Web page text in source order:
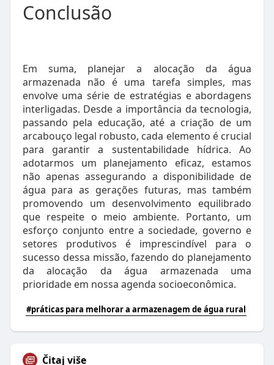
Conclusão
Em suma, planejar a alocação da água
armazenada não é uma tarefa simples, mas
envolve uma série de estratégias e abordagens
interligadas. Desde a importância da tecnologia,
passando pela educação, até a criação de um
arcabouço legal robusto, cada elemento é crucial
para garantir a sustentabilidade hídrica. Ao
adotarmos um planejamento eficaz, estamos
não apenas assegurando a disponibilidade de
água para as gerações futuras, mas também
promovendo um desenvolvimento equilibrado
que respeite o meio ambiente. Portanto, um
esforço conjunto entre a sociedade, governo e
setores produtivos é imprescindível para o
sucesso dessa missão, fazendo do planejamento
da alocação da água armazenada uma
prioridade em nossa agenda socioeconômica.
#práticas para melhorar a armazenagem de água rural
Čitaj više